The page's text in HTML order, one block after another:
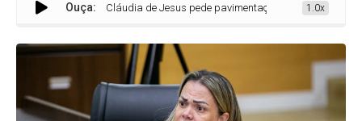
Ouça:
Cláudia de Jesus pede pavimentação de rodovias que ligam
1.0x